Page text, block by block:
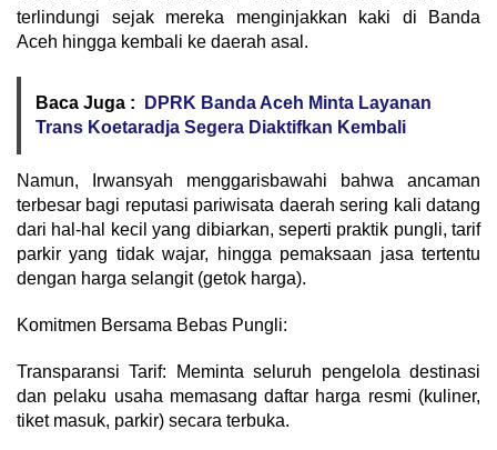
terlindungi sejak mereka menginjakkan kaki di Banda
Aceh hingga kembali ke daerah asal.
Baca Juga :
DPRK Banda Aceh Minta Layanan
Trans Koetaradja Segera Diaktifkan Kembali
​Namun, Irwansyah menggarisbawahi bahwa ancaman
terbesar bagi reputasi pariwisata daerah sering kali datang
dari hal-hal kecil yang dibiarkan, seperti praktik pungli, tarif
parkir yang tidak wajar, hingga pemaksaan jasa tertentu
dengan harga selangit (getok harga).
​Komitmen Bersama Bebas Pungli:
​Transparansi Tarif: Meminta seluruh pengelola destinasi
dan pelaku usaha memasang daftar harga resmi (kuliner,
tiket masuk, parkir) secara terbuka.